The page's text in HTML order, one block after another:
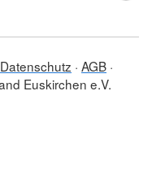
Datenschutz AGB
Euskirchen e.V.